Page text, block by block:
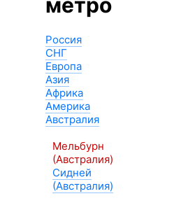
Россия
СНГ
Европа
Азия
Африка
Америка
Австралия
Мельбурн
(Австралия)
Сидней
(Австралия)